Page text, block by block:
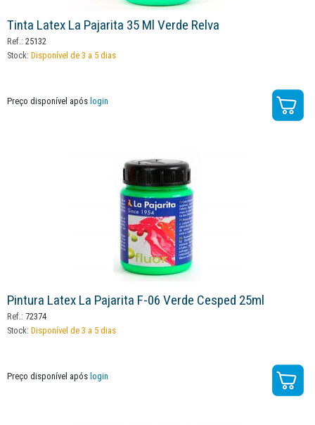
Tinta Latex La Pajarita 35 Ml Verde Relva
Ref.: 25132
Stock: Disponível de 3 a 5 dias
Preço disponível após login
Pintura Latex La Pajarita F-06 Verde Cesped 25ml
Ref.: 72374
Stock: Disponível de 3 a 5 dias
Preço disponível após login